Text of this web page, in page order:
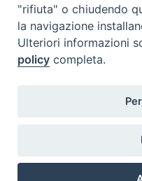
Volantino-Inside-
Cavalieri del
"rifiuta" o chiudendo
la navigazione
Ulteriori informazioni
policy completa.